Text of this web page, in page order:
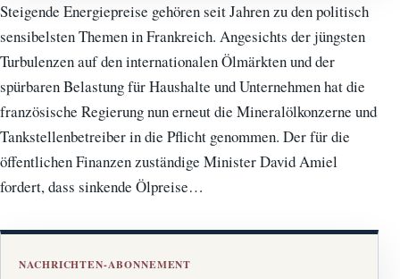
Steigende Energiepreise gehören seit Jahren zu den politisch
sensibelsten Themen in Frankreich. Angesichts der jüngsten
Turbulenzen auf den internationalen Ölmärkten und der
spürbaren Belastung für Haushalte und Unternehmen hat die
französische Regierung nun erneut die Mineralölkonzerne und
Tankstellenbetreiber in die Pflicht genommen. Der für die
öffentlichen Finanzen zuständige Minister David Amiel
fordert, dass sinkende Ölpreise…
NACHRICHTEN-ABONNEMENT